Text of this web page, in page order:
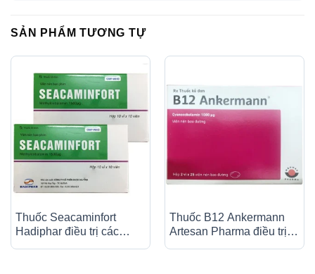
SẢN PHẨM TƯƠNG TỰ
Thuốc Seacaminfort
Hadiphar điều trị các
Thuốc B12 Ankermann
Artesan Pharma điều trị